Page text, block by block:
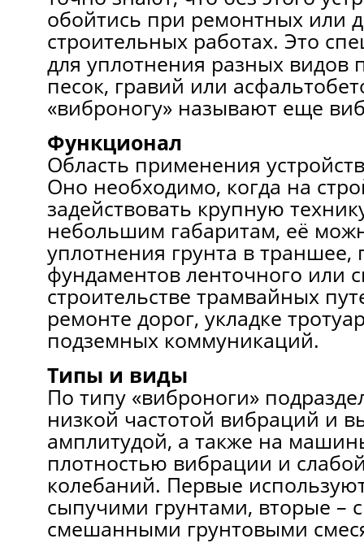
обойтись при ремонтных или
строительных работах. Это
для уплотнения разных видов
песок, гравий или
«виброногу» называют еще
Функционал
Область применения
Оно необходимо, когда на
задействовать крупную
небольшим габаритам, её
уплотнения грунта в
фундаментов ленточного или
строительстве трамвайных
ремонте дорог, укладке
подземных коммуникаций.
Типы и виды
По типу «виброноги»
низкой частотой вибраций и
амплитудой, а также на
плотностью вибрации и
колебаний. Первые
сыпучими грунтами, вторые –
смешанными грунтовыми